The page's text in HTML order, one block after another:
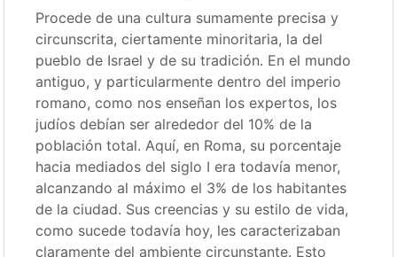
Procede de una cultura sumamente precisa y
circunscrita, ciertamente minoritaria, la del
pueblo de Israel y de su tradición. En el mundo
antiguo, y particularmente dentro del imperio
romano, como nos enseñan los expertos, los
judíos debían ser alrededor del 10% de la
población total. Aquí, en Roma, su porcentaje
hacia mediados del siglo I era todavía menor,
alcanzando al máximo el 3% de los habitantes
de la ciudad. Sus creencias y su estilo de vida,
como sucede todavía hoy, les caracterizaban
claramente del ambiente circunstante. Esto